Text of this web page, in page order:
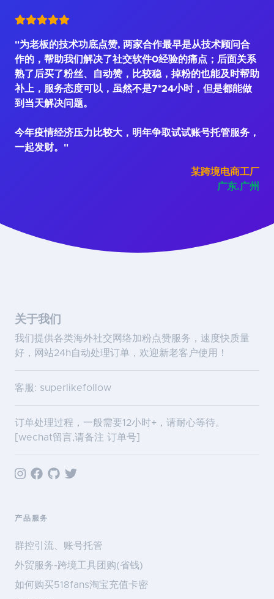
"为老板的技术功底点赞, 两家合作最早是从技术顾问合
作的，帮助我们解决了社交软件0经验的痛点；后面关系
熟了后买了粉丝、自动赞，比较稳，掉粉的也能及时帮助
补上，服务态度可以，虽然不是7*24小时，但是都能做
到当天解决问题。
今年疫情经济压力比较大，明年争取试试账号托管服务，
一起发财。"
某跨境电商工厂
广东.广州
关于我们
我们提供各类海外社交网络加粉点赞服务，速度快质量
好，网站24h自动处理订单，欢迎新老客户使用！
客服: superlikefollow
订单处理过程，一般需要12小时+，请耐心等待。
[wechat留言,请备注 订单号]
产品服务
群控引流、账号托管
外贸服务-跨境工具团购(省钱)
如何购买518fans淘宝充值卡密